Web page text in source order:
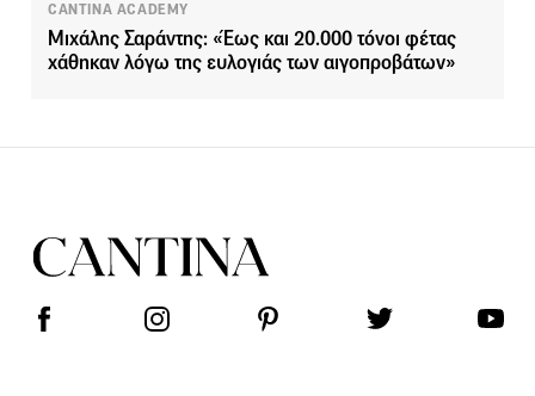
CANTINA ACADEMY
Μιχάλης Σαράντης: «Έως και 20.000 τόνοι φέτας
χάθηκαν λόγω της ευλογιάς των αιγοπροβάτων»